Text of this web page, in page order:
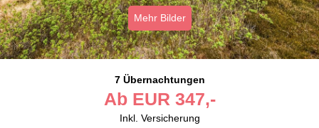
Mehr Bilder
7 Übernachtungen
Ab EUR 347,-
Inkl. Versicherung